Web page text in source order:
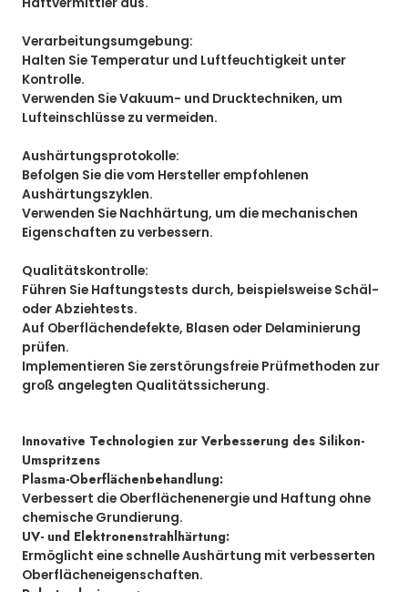
Verarbeitungsumgebung:
Halten Sie Temperatur und Luftfeuchtigkeit unter
Kontrolle.
Verwenden Sie Vakuum- und Drucktechniken, um
Lufteinschlüsse zu vermeiden.
Aushärtungsprotokolle:
Befolgen Sie die vom Hersteller empfohlenen
Aushärtungszyklen.
Verwenden Sie Nachhärtung, um die mechanischen
Eigenschaften zu verbessern.
Qualitätskontrolle:
Führen Sie Haftungstests durch, beispielsweise Schäl-
oder Abziehtests.
Auf Oberflächendefekte, Blasen oder Delaminierung
prüfen.
Implementieren Sie zerstörungsfreie Prüfmethoden zur
groß angelegten Qualitätssicherung.
Innovative Technologien zur Verbesserung des Silikon-
Umspritzens
Plasma-Oberflächenbehandlung:
Verbessert die Oberflächenenergie und Haftung ohne
chemische Grundierung.
UV- und Elektronenstrahlhärtung:
Ermöglicht eine schnelle Aushärtung mit verbesserten
Oberflächeneigenschaften.